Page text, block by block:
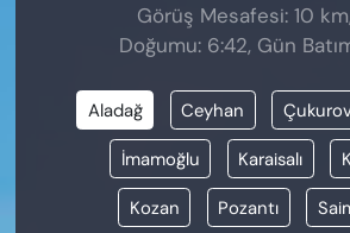
Görüş Mesafesi: 10
Doğumu: 6:42, Gün
Aladağ Ceyhan
İmamoğlu Karaisalı
Kozan Pozantı